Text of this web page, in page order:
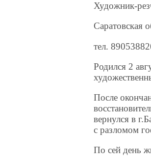
Художник-
Саратовская
тел.
Родился 2
После
вернулся в
с разломом
По сей день